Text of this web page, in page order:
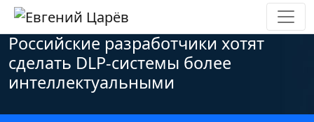
Главная»Новости»Основные новости
Российские разработчики хотят
сделать DLP-системы более
интеллектуальными